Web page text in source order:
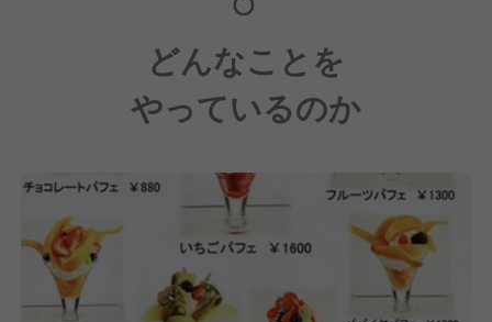
どんなことを
やっているのか